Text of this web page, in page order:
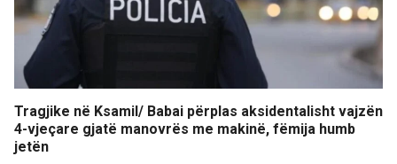
Tragjike në Ksamil/ Babai përplas aksidentalisht vajzën
4-vjeçare gjatë manovrës me makinë, fëmija humb
jetën